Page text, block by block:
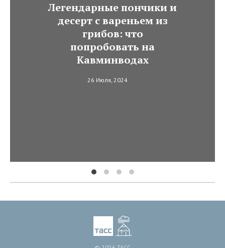
Легендарные пончики и
десерт с вареньем из
грибов: что
попробовать на
Кавминводах
26 Июля, 2024